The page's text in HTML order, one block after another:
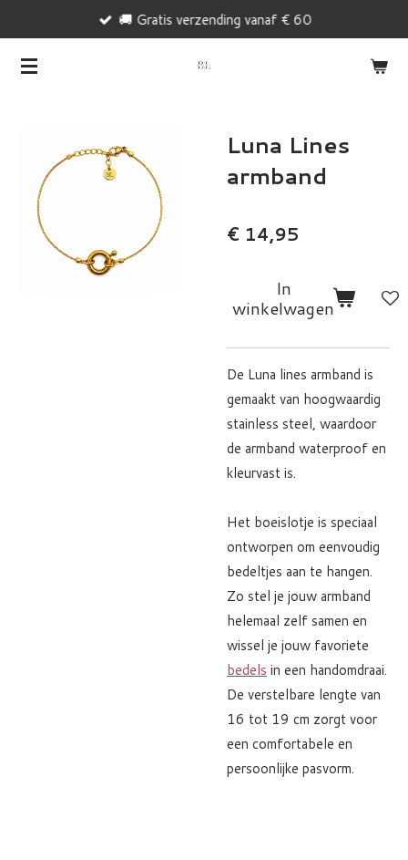
naar
🚚 Gratis verzending vanaf € 60
Luna Lines
armband
€ 14,95
In
winkelwagen
De Luna lines armband is
gemaakt van hoogwaardig
stainless steel, waardoor
de armband waterproof en
kleurvast is.
Het boeislotje is speciaal
ontworpen om eenvoudig
bedeltjes aan te hangen.
Zo stel je jouw armband
helemaal zelf samen en
wissel je jouw favoriete
bedels in een handomdraai.
De verstelbare lengte van
16 tot 19 cm zorgt voor
een comfortabele en
persoonlijke pasvorm.